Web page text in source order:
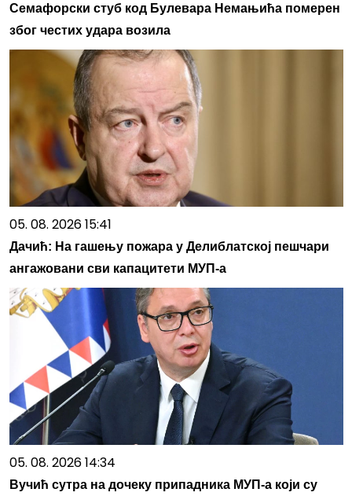
Семафорски стуб код Булевара Немањића померен
због честих удара возила
05. 08. 2026 15:41
Дачић: На гашењу пожара у Делиблатској пешчари
ангажовани сви капацитети МУП-а
05. 08. 2026 14:34
Вучић сутра на дочеку припадника МУП-а који су